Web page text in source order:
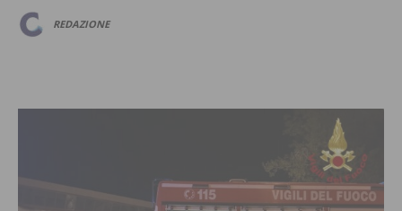
REDAZIONE